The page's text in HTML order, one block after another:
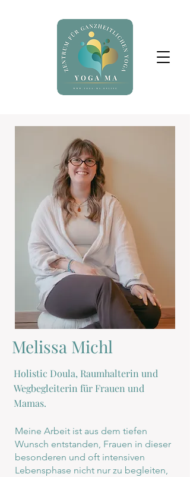
Melissa Michl
Holistic Doula, Raumhalterin und
Wegbegleiterin für Frauen und
Mamas.
Meine Arbeit ist aus dem tiefen
Wunsch entstanden, Frauen in dieser
besonderen und oft intensiven
Lebensphase nicht nur zu begleiten,